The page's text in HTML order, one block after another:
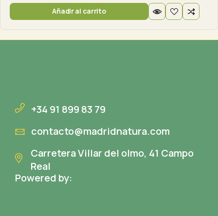
Añadir al carrito
+34 91 899 83 79
contacto@madridnatura.com
Carretera Villar del olmo, 41 Campo
Real
Powered by: